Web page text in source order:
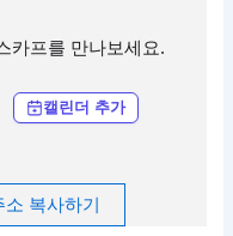
카프를 만나보세요.
캘린더 추가
소 복사하기